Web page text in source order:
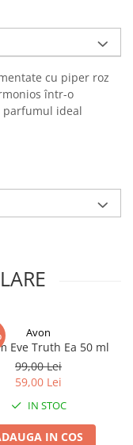
cu piper roz
într-o
parfumul ideal
Avon
Eve Truth Ea 50 ml
99,00 Lei
59,00 Lei
IN STOC
IN COS